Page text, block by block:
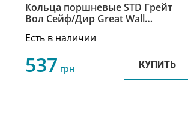
Кольца поршневые STD Грейт
Вол Сейф/Дир Great Wall
Есть в наличии
537 грн КУПИТЬ